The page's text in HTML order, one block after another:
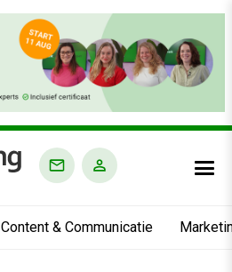
Content & Communicatie